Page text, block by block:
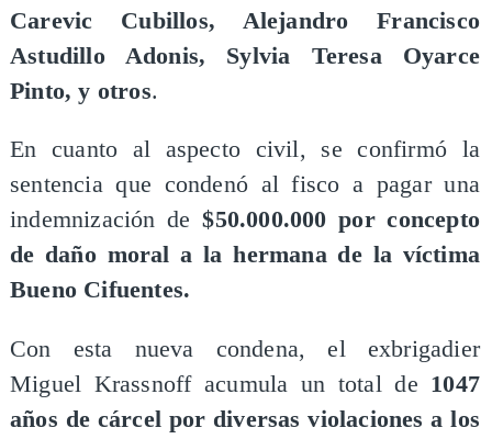
Carevic Cubillos, Alejandro Francisco
Astudillo Adonis, Sylvia Teresa Oyarce
Pinto, y otros.
En cuanto al aspecto civil, se confirmó la
sentencia que condenó al fisco a pagar una
indemnización de $50.000.000 por concepto
de daño moral a la hermana de la víctima
Bueno Cifuentes.
​Con esta nueva condena, el exbrigadier
Miguel Krassnoff acumula un total de 1047
años de cárcel por diversas violaciones a los